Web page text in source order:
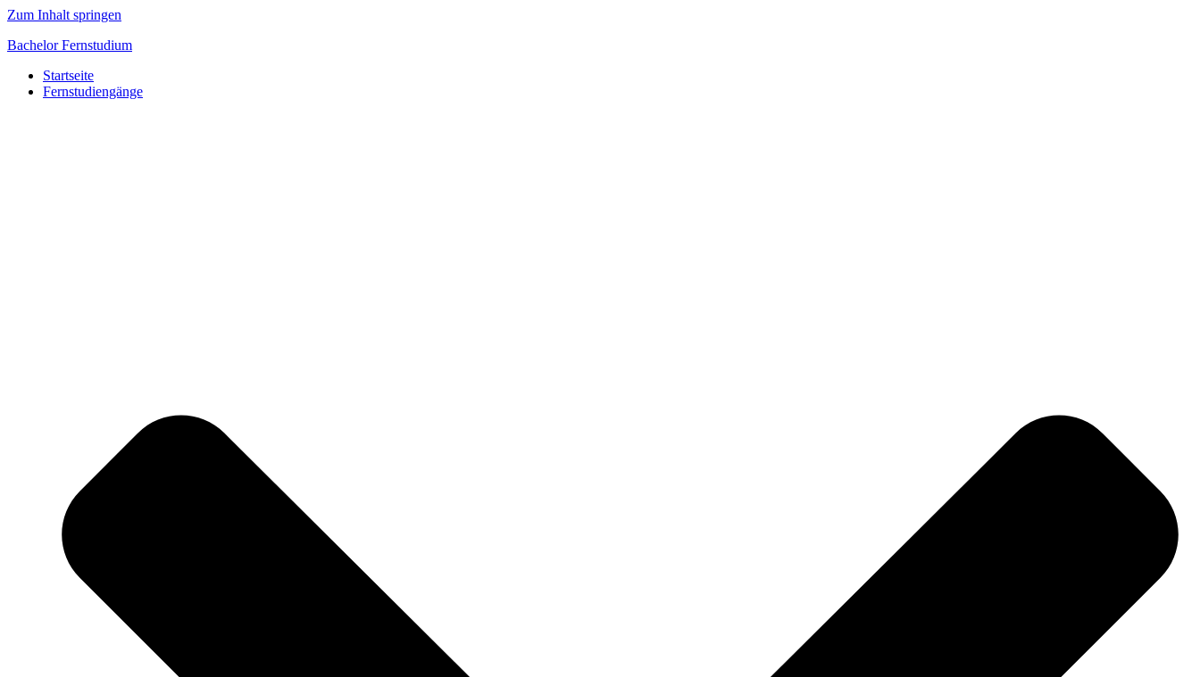
Zum Inhalt springen
Bachelor Fernstudium
Startseite
Fernstudiengänge